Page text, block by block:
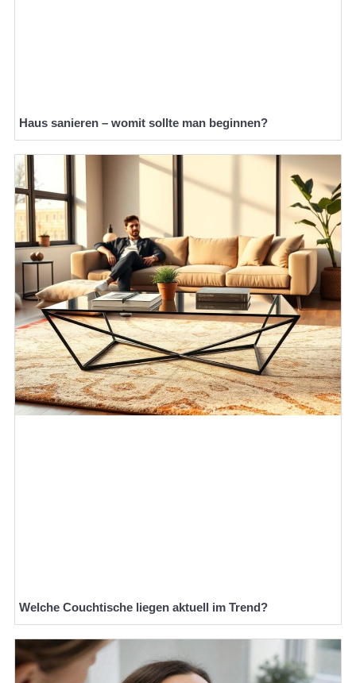
Haus sanieren – womit sollte man beginnen?
Welche Couchtische liegen aktuell im Trend?